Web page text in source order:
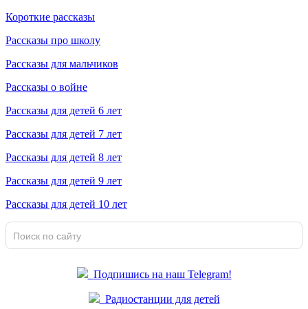
Короткие рассказы
Рассказы про школу
Рассказы для мальчиков
Рассказы о войне
Рассказы для детей 6 лет
Рассказы для детей 7 лет
Рассказы для детей 8 лет
Рассказы для детей 9 лет
Рассказы для детей 10 лет
Подпишись на наш Telegram!
Радиостанции для детей